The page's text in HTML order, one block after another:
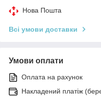
Нова Пошта
Всі умови доставки
Умови оплати
Оплата на рахунок
Накладений платіж